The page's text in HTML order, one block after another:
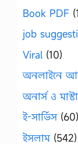
Book PDF
job
Viral (10)
অনলাইনে
অনার্স ও
ই-সার্ভিস(60)
ইসলাম(542)